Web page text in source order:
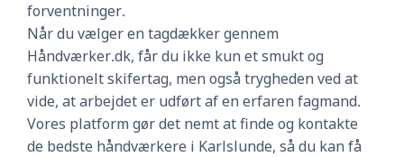
forventninger.
Når du vælger en tagdækker gennem
Håndværker.dk, får du ikke kun et smukt og
funktionelt skifertag, men også trygheden ved at
vide, at arbejdet er udført af en erfaren fagmand.
Vores platform gør det nemt at finde og kontakte
de bedste håndværkere i Karlslunde, så du kan få